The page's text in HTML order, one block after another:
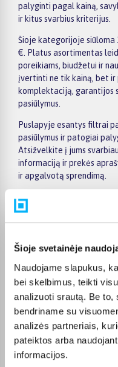
Šioje svetainėje
Naudojame slapukus,
bei skelbimus, teikti
analizuoti srautą. Be to,
bendriname su
analizės partneriais,
pateiktos arba
informacijos.
palyginti pagal kainą,
ir kitus svarbius kriterijus.
Šioje kategorijoje siūloma
€. Platus asortimentas
poreikiams, biudžetui ir
įvertinti ne tik kainą, bet ir
komplektaciją, garantijos
pasiūlymus.
Puslapyje esantys filtrai
pasiūlymus ir patogiai
Atsižvelkite į jums
informaciją ir prekės
ir apgalvotą sprendimą.
Palyginkite Avento prekes
variantą internetu.
Pirkėjų
Julita R.
Patvirtintas pirkėjas
Puikus kamuolys